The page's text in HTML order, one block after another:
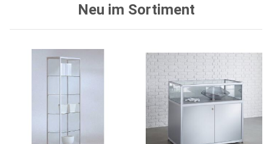
Neu im Sortiment